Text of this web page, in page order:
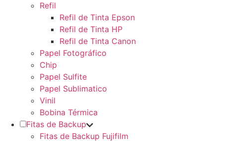
Refil
Refil de Tinta Epson
Refil de Tinta HP
Refil de Tinta Canon
Papel Fotográfico
Chip
Papel Sulfite
Papel Sublimatico
Vinil
Bobina Térmica
Fitas de Backup
Fitas de Backup Fujifilm